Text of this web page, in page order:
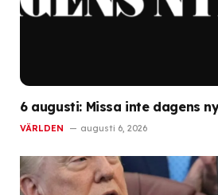
6 augusti: Missa inte dagens
VÄRLDEN augusti 6, 2026